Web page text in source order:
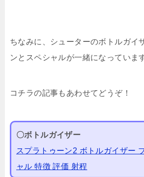
ちなみに、シューターのボトルガイ
ンとスペシャルが一緒になっていま
コチラの記事もあわせてどうぞ！
〇ボトルガイザー
スプラトゥーン2 ボトルガイザー
ャル 特徴 評価 射程